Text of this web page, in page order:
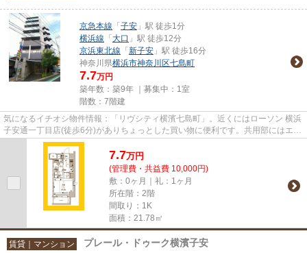
京急本線 「 子安 」駅 徒歩1分
横浜線 「 大口 」駅 徒歩12分
京浜東北線 「 新子安 」駅 徒歩16分
神奈川県横浜市神奈川区七島町
7.7万円
築年数：築9年 ｜募集中： 1室
階数：7階建
気になるイチオシ物件情報：「リヴシティ横濱七島町」。近くにはローソン 横浜
子安通一丁目店(徒歩6分)がありちょっとした買い物に便利です。共用部にはエレ
ベータ・敷地内ごみ置き場...
7.7万円
(管理費・共益費 10,000円)
敷：0ヶ月｜礼：1ヶ月
所在階：2階
間取り：1K
面積：21.78㎡
賃貸｜マンション プレール・ドゥーク横濱子安